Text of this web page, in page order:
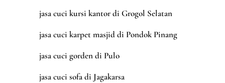
jasa cuci kursi kantor di Grogol Selatan
jasa cuci karpet masjid di Pondok Pinang
jasa cuci gorden di Pulo
jasa cuci sofa di Jagakarsa